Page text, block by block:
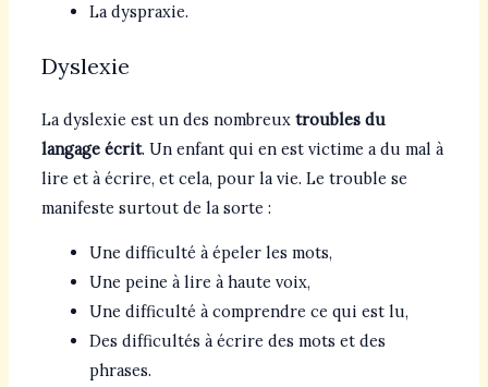
La dyspraxie.
Dyslexie
La dyslexie est un des nombreux troubles du
langage écrit. Un enfant qui en est victime a du mal à
lire et à écrire, et cela, pour la vie. Le trouble se
manifeste surtout de la sorte :
Une difficulté à épeler les mots,
Une peine à lire à haute voix,
Une difficulté à comprendre ce qui est lu,
Des difficultés à écrire des mots et des
phrases.